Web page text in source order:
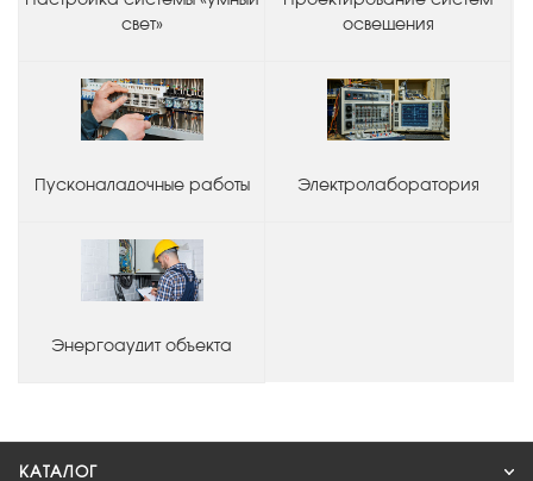
свет»
освещения
Пусконаладочные работы Электролаборатория
Энергоаудит объекта
КАТАЛОГ